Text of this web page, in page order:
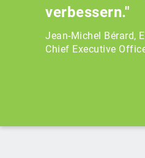
verbessern."
Jean-Michel Bérard,
Chief Executive